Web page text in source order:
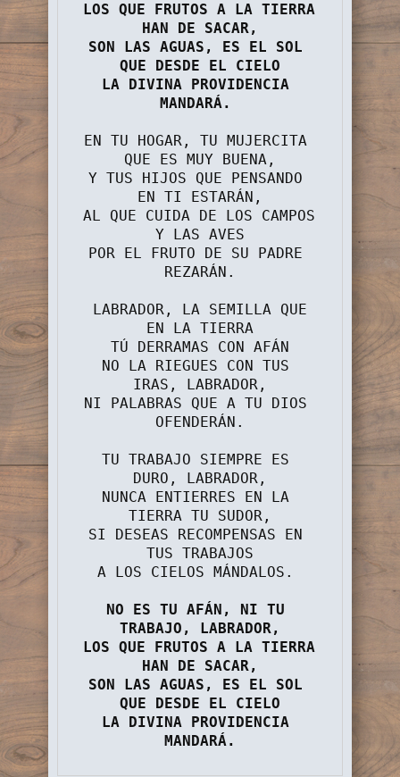
LOS QUE FRUTOS A LA TIERRA
HAN DE SACAR,
SON LAS AGUAS, ES EL SOL
QUE DESDE EL CIELO
LA DIVINA PROVIDENCIA
MANDARÁ.
EN TU HOGAR, TU MUJERCITA
QUE ES MUY BUENA,
Y TUS HIJOS QUE PENSANDO
EN TI ESTARÁN,
AL QUE CUIDA DE LOS CAMPOS
Y LAS AVES
POR EL FRUTO DE SU PADRE
REZARÁN.
EN LA TIERRA
TÚ DERRAMAS CON AFÁN
NO LA RIEGUES CON TUS
IRAS, LABRADOR,
NI PALABRAS QUE A TU DIOS
OFENDERÁN.
TU TRABAJO SIEMPRE ES
DURO, LABRADOR,
NUNCA ENTIERRES EN LA
TIERRA TU SUDOR,
SI DESEAS RECOMPENSAS EN
TUS TRABAJOS
A LOS CIELOS MÁNDALOS.
NO ES TU AFÁN, NI TU
TRABAJO, LABRADOR,
LOS QUE FRUTOS A LA TIERRA
HAN DE SACAR,
SON LAS AGUAS, ES EL SOL
QUE DESDE EL CIELO
LA DIVINA PROVIDENCIA
MANDARÁ.